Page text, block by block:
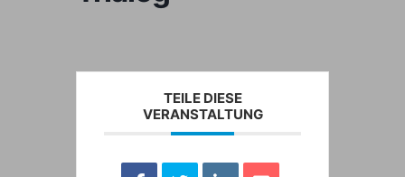
TEILE DIESE
VERANSTALTUNG